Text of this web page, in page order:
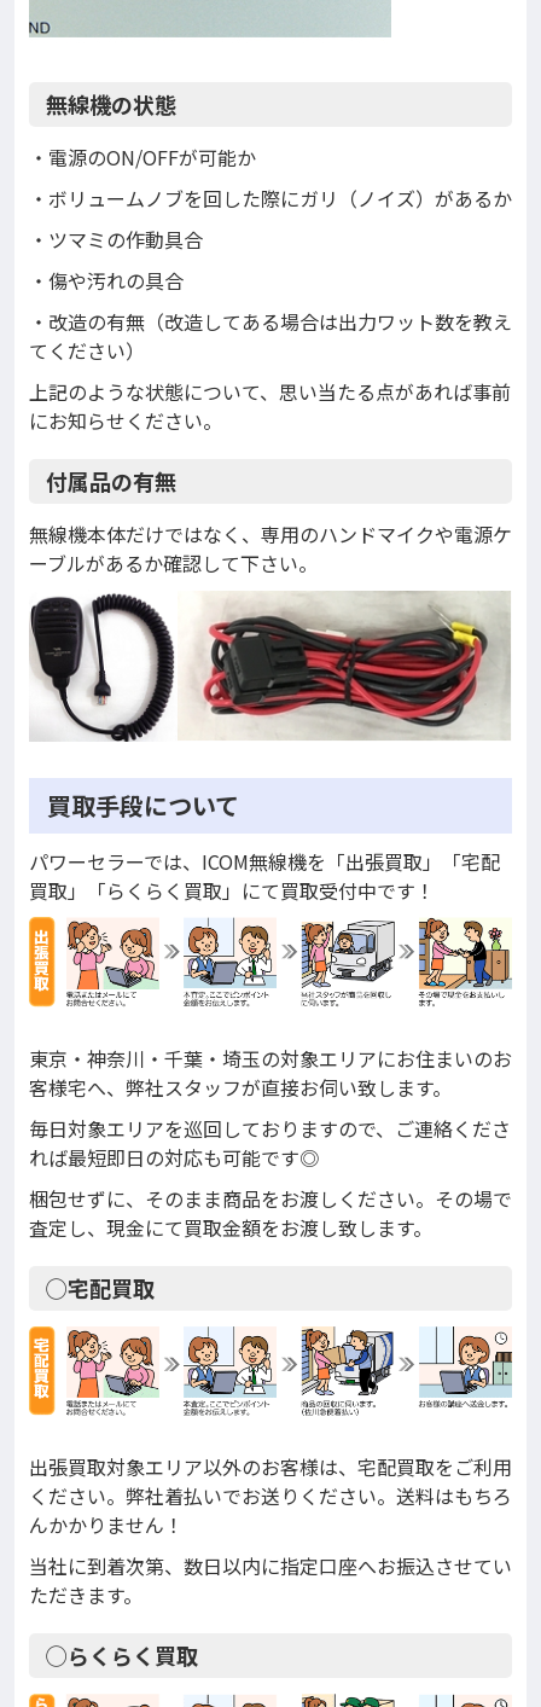
無線機の状態
・電源のON/OFFが可能か
・ボリュームノブを回した際にガリ（ノイズ）があるか
・ツマミの作動具合
・傷や汚れの具合
・改造の有無（改造してある場合は出力ワット数を教え
てください）
上記のような状態について、思い当たる点があれば事前
にお知らせください。
付属品の有無
無線機本体だけではなく、専用のハンドマイクや電源ケ
ーブルがあるか確認して下さい。
買取手段について
パワーセラーでは、ICOM無線機を「出張買取」「宅配
買取」「らくらく買取」にて買取受付中です！
東京・神奈川・千葉・埼玉の対象エリアにお住まいのお
客様宅へ、弊社スタッフが直接お伺い致します。
毎日対象エリアを巡回しておりますので、ご連絡くださ
れば最短即日の対応も可能です◎
梱包せずに、そのまま商品をお渡しください。その場で
査定し、現金にて買取金額をお渡し致します。
◯宅配買取
出張買取対象エリア以外のお客様は、宅配買取をご利用
ください。弊社着払いでお送りください。送料はもちろ
んかかりません！
当社に到着次第、数日以内に指定口座へお振込させてい
ただきます。
◯らくらく買取